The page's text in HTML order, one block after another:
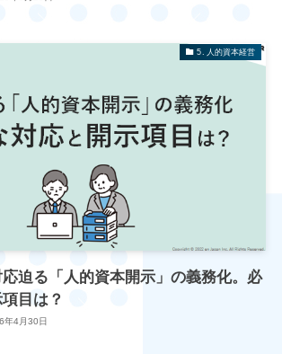
5. 人的資本経営
応迫る「人的資本開示」の義務化。必
目は？
年4月30日